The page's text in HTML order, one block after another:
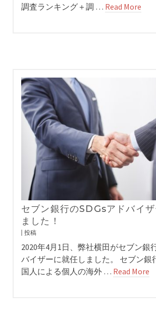
調査ランキング＋調 … Read More
セブン銀行のSDGsアドバイ
ました！
投稿
2020年4月1日、弊社横田がセブン銀
バイザーに就任しました。 セブン銀
国人による個人の海外 … Read More